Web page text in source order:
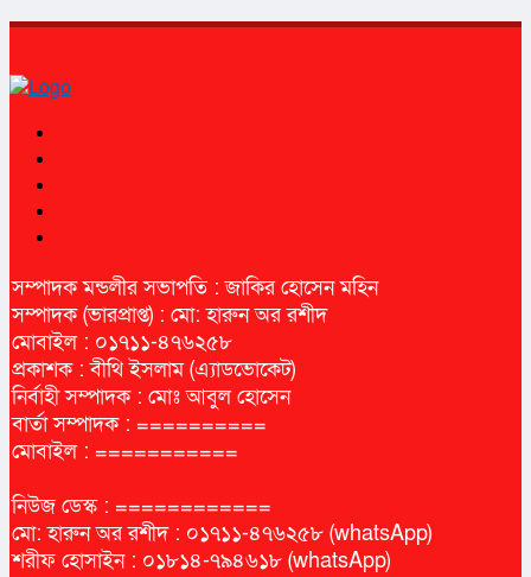
সম্পাদক মন্ডলীর সভাপতি : জাকির হোসেন মহিন
সম্পাদক (ভারপ্রাপ্ত) : মো: হারুন অর রশীদ
মোবাইল : ০১৭১১-৪৭৬২৫৮
প্রকাশক : বীথি ইসলাম (এ্যাডভোকেট)
নির্বাহী সম্পাদক : মোঃ আবুল হোসেন
বার্তা সম্পাদক : ==========
মোবাইল : ===========
নিউজ ডেস্ক : ============
মো: হারুন অর রশীদ : ০১৭১১-৪৭৬২৫৮ (whatsApp)
শরীফ হোসাইন : ০১৮১৪-৭৯৪৬১৮ (whatsApp)